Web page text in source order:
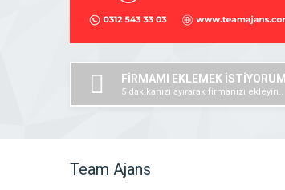
FİRMAMI EKLEMEK İSTİYORUM
5 dakikanızı ayırarak firmanızı ekleyin..
Team Ajans